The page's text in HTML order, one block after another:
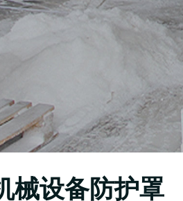
械设备防护罩